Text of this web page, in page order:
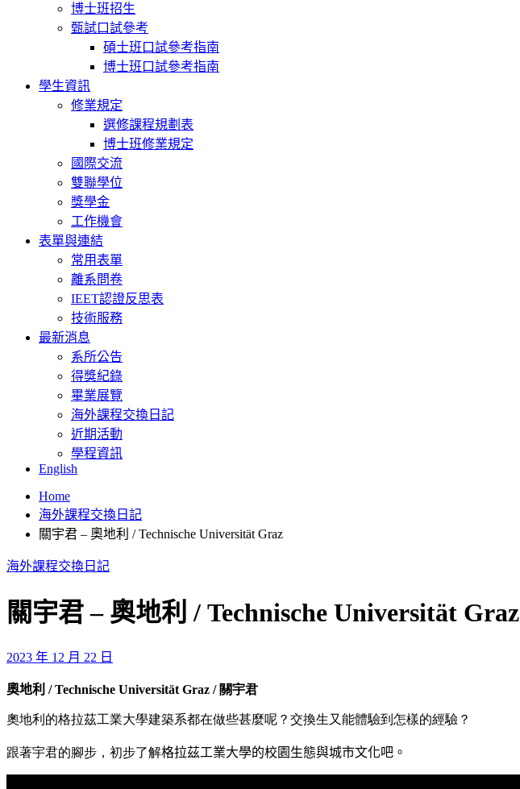
博士班招生
甄試口試參考
碩士班口試參考指南
博士班口試參考指南
學生資訊
修業規定
選修課程規劃表
博士班修業規定
國際交流
雙聯學位
獎學金
工作機會
表單與連結
常用表單
離系問卷
IEET認證反思表
技術服務
最新消息
系所公告
得獎紀錄
畢業展覽
海外課程交換日記
近期活動
學程資訊
English
Home
海外課程交換日記
關宇君 – 奧地利 / Technische Universität Graz
海外課程交換日記
關宇君 – 奧地利 / Technische Universität Graz
2023 年 12 月 22 日
奧地利 / Technische Universität Graz / 關宇君
奧地利的格拉茲工業大學建築系都在做些甚麼呢？交換生又能體驗到怎樣的經驗？
跟著宇君的腳步，初步了解格拉茲工業大學的校園生態與城市文化吧。